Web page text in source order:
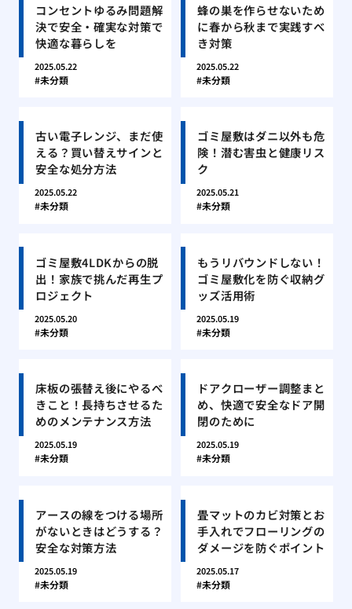
コンセントゆるみ問題解
決で安全・確実な対策で
快適な暮らしを
2025.05.22
未分類
蜂の巣を作らせないため
に春から秋まで実践すべ
き対策
2025.05.22
未分類
古い電子レンジ、まだ使
える？買い替えサインと
安全な処分方法
2025.05.22
未分類
ゴミ屋敷はダニ以外も危
険！潜む害虫と健康リス
ク
2025.05.21
未分類
ゴミ屋敷4LDKからの脱
出！家族で挑んだ再生プ
ロジェクト
2025.05.20
未分類
もうリバウンドしない！
ゴミ屋敷化を防ぐ収納グ
ッズ活用術
2025.05.19
未分類
床板の張替え後にやるべ
きこと！長持ちさせるた
めのメンテナンス方法
2025.05.19
未分類
ドアクローザー調整まと
め、快適で安全なドア開
閉のために
2025.05.19
未分類
アースの線をつける場所
がないときはどうする？
安全な対策方法
2025.05.19
未分類
畳マットのカビ対策とお
手入れでフローリングの
ダメージを防ぐポイント
2025.05.17
未分類